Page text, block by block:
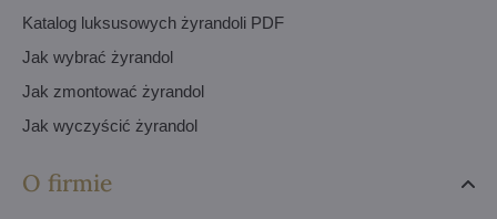
Katalog luksusowych żyrandoli PDF
Jak wybrać żyrandol
Jak zmontować żyrandol
Jak wyczyścić żyrandol
O firmie